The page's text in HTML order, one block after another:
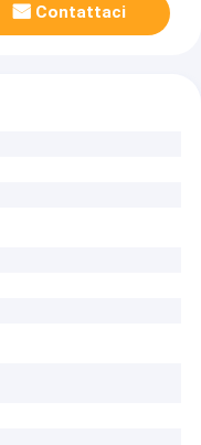
Contattaci